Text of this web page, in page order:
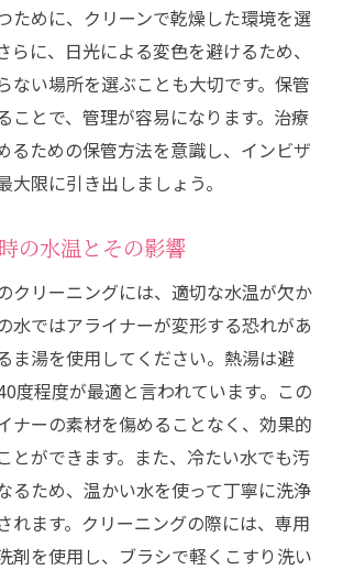
ために、クリーンで乾燥した環境を選
らに、日光による変色を避けるため、
ない場所を選ぶことも大切です。保管
ことで、管理が容易になります。治療
るための保管方法を意識し、インビザ
大限に引き出しましょう。
の水温とその影響
クリーニングには、適切な水温が欠か
水ではアライナーが変形する恐れがあ
ま湯を使用してください。熱湯は避
度程度が最適と言われています。この
ナーの素材を傷めることなく、効果的
とができます。また、冷たい水でも汚
るため、温かい水を使って丁寧に洗浄
れます。クリーニングの際には、専用
剤を使用し、ブラシで軽くこすり洗い